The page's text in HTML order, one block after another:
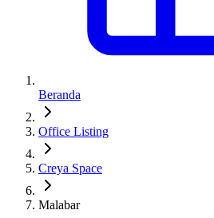
Beranda
Office Listing
Creya Space
Malabar